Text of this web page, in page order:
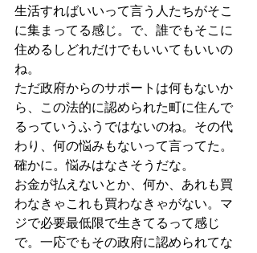
生活すればいいって言う人たちがそこ
に集まってる感じ。で、誰でもそこに
住めるしどれだけでもいいてもいいの
ね。
ただ政府からのサポートは何もないか
ら、この法的に認められた町に住んで
るっていうふうではないのね。その代
わり、何の悩みもないって言ってた。
確かに。悩みはなさそうだな。
お金が払えないとか、何か、あれも買
わなきゃこれも買わなきゃがない。マ
ジで必要最低限で生きてるって感じ
で。一応でもその政府に認められてな